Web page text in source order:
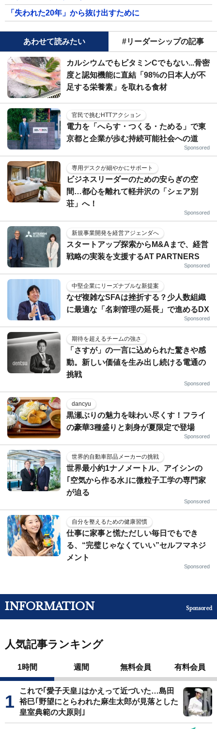
「失われた20年」から抜け出すために
あわせて読みたい #リーダーシップの記事
カルシウムでもビタミンCでもない...骨密
度と認知機能に直結「98%の日本人が不
足する栄養素」を取れる食材
官民で挑むHTTアクション
電力を「へらす・つくる・ためる」で東
京都と企業が歩む持続可能社会への道
Sponsored
専用デスクが細やかにサポート
ビジネスリーダーのための安らぎの空
間…都心を離れて軽井沢の「シェア別
荘」へ！
Sponsored
新規事業開発を経営アジェンダへ
スタートアップ探索からM&Aまで、経営
戦略の実装を支援するAT PARTNERS
Sponsored
中堅企業にリーズナブルな新提案
なぜ複雑なSFAは挫折する？少人数組織
に最適な「名刺管理の延長」で進めるDX
Sponsored
期待を超えるチームの強さ
「さすが」の一言に込められた驚きや感
動。新しい価値を生み出し続ける電通の
挑戦
Sponsored
dancyu
黒瀬ぶりの魅力を味わい尽くす！フライ
の豪華3種盛りと刺身が夏限定で登場
Sponsored
世界的自動車部品メーカーの挑戦
世界最小約1ナノメートル、アイシンの
｢空気から作る水｣に微粒子工学の専門家
が迫る
Sponsored
自分を整えるための健康習慣
仕事に家事と慌ただしい毎日でもでき
る、“完璧じゃなくていい”セルフマネジ
メント
Sponsored
INFORMATION Sponsored
人気記事ランキング
1時間 週間 無料会員 有料会員
これで｢愛子天皇｣はかえって近づいた…島田
裕巳｢野望にとらわれた麻生太郎が見落とした
皇室典範の大原則｣